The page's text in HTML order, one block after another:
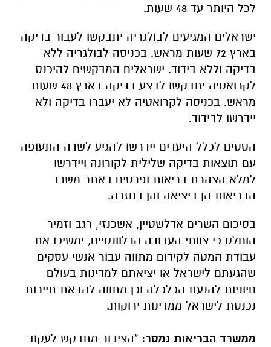
לכל היותר עד 48 שעות.
ישראלים המגיעים לבולגריה יתבקשו לעבור בדיקה
בארץ 72 שעות מראש. בכניסה לבולגריה ללא
בדיקה וללא בידוד. ישראלים המבקשים להיכנס
לקרואטיה יתבקשו לבצע בדיקה בארץ 48 שעות
מראש. בכניסה לקרואטיה לא יעברו בדיקה ולא
יידרשו לבידוד.
הטסים לכלל היעדים יידרשו להגיע לשדה התעופה
עם תוצאות בדיקה שלילית לקורונה ויידרשו
למלא הצהרת בריאות ופרטים באתר משרד
הבריאות הן ביציאה והן בחזרה.
בסיכום השרים אדלשטיין, אשכנזי, רגב וזמיר
הוחלט כי צוותי העבודה הרלוונטיים, ימשיכו את
עבודת המטה לקידום מתווה עבור אנשי עסקים
שהגעתם לישראל או יציאתם למדינות בעולם
חיוניות להנעת הכלכלה וכן מתווה להבאת תיירות
נכנסת לישראל ממדינות ירוקות.
ממשרד הבריאות נמסר: "הציבור מתבקש לעקוב